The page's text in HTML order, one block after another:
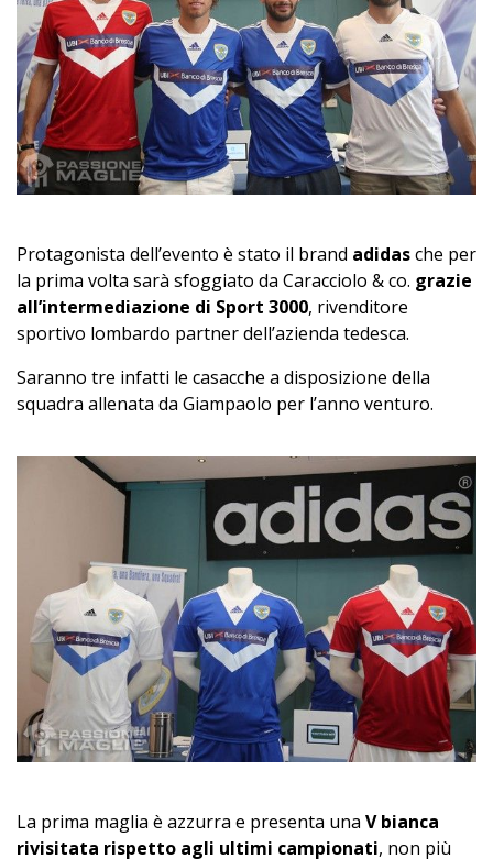
Protagonista dell’evento è stato il brand adidasche per
la prima volta sarà sfoggiato da Caracciolo & co. grazie
all’intermediazione di Sport 3000, rivenditore
sportivo lombardo partner dell’azienda tedesca.
Saranno tre infatti le casacche a disposizione della
squadra allenata da Giampaolo per l’anno venturo.
La prima maglia è azzurra e presenta una V bianca
rivisitata rispetto agli ultimi campionati, non più